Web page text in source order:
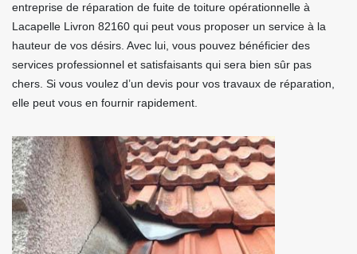
entreprise de réparation de fuite de toiture opérationnelle à
Lacapelle Livron 82160 qui peut vous proposer un service à la
hauteur de vos désirs. Avec lui, vous pouvez bénéficier des
services professionnel et satisfaisants qui sera bien sûr pas
chers. Si vous voulez d’un devis pour vos travaux de réparation,
elle peut vous en fournir rapidement.